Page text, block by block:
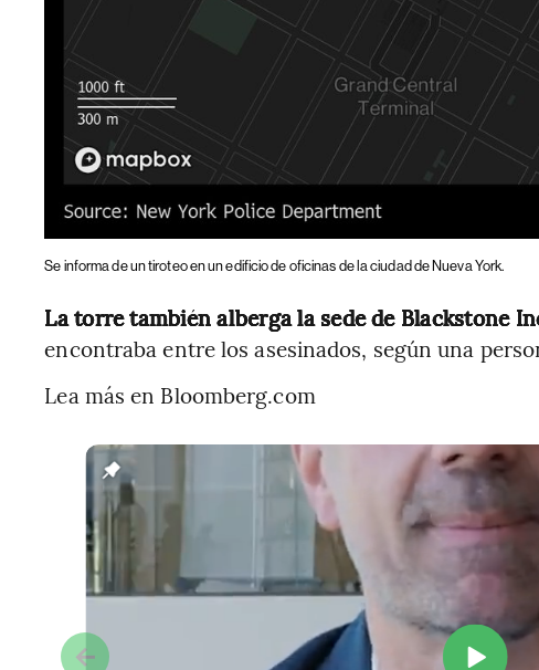
Se informa de un tiroteo en un edificio de oficinas de la ciudad de Nueva York.
La torre también alberga la sede de Blackstone
encontraba entre los asesinados, según una
Lea más en Bloomberg.com